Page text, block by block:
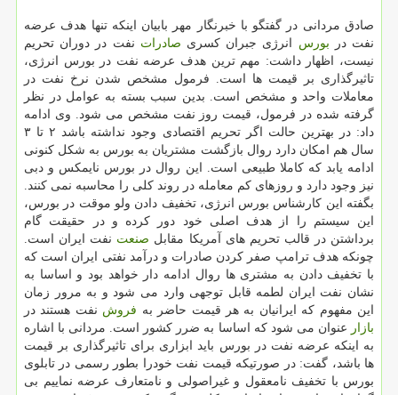
صادق مردانی در گفتگو با خبرنگار مهر بابیان اینكه تنها هدف عرضه
نفت در بورس انرژی جبران كسری صادرات نفت در دوران تحریم
نیست، اظهار داشت: مهم ترین هدف عرضه نفت در بورس انرژی،
تاثیرگذاری بر قیمت ها است. فرمول مشخص شدن نرخ نفت در
معاملات واحد و مشخص است. بدین سبب بسته به عوامل در نظر
گرفته شده در فرمول، قیمت روز نفت مشخص می شود. وی ادامه
داد: در بهترین حالت اگر تحریم اقتصادی وجود نداشته باشد ۲ تا ۳
سال هم امكان دارد روال بازگشت مشتریان به بورس به شكل كنونی
ادامه یابد كه كاملا طبیعی است. این روال در بورس نایمكس و دبی
نیز وجود دارد و روزهای كم معامله در روند كلی را محاسبه نمی كنند.
بگفته این كارشناس بورس انرژی، تخفیف دادن ولو موقت در بورس،
این سیستم را از هدف اصلی خود دور كرده و در حقیقت گام
برداشتن در قالب تحریم های آمریكا مقابل صنعت نفت ایران است.
چونكه هدف ترامپ صفر كردن صادرات و درآمد نفتی ایران است كه
با تخفیف دادن به مشتری ها روال ادامه دار خواهد بود و اساسا به
نشان نفت ایران لطمه قابل توجهی وارد می شود و به مرور زمان
این مفهوم كه ایرانیان به هر قیمت حاضر به فروش نفت هستند در
بازار عنوان می شود كه اساسا به ضرر كشور است. مردانی با اشاره
به اینكه عرضه نفت در بورس باید ابزاری برای تاثیرگذاری بر قیمت
ها باشد، گفت: در صورتیكه قیمت نفت خودرا بطور رسمی در تابلوی
بورس با تخفیف نامعقول و غیراصولی و نامتعارف عرضه نماییم بی